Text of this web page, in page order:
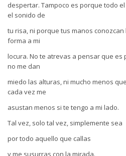
despertar. Tampoco es porque todo
el sonido de
tu risa, ni porque tus manos
forma a mi
locura. No te atrevas a pensar que
no me dan
miedo las alturas, ni mucho menos
cada vez me
asustan menos si te tengo a mi lado.
Tal vez, solo tal vez, simplemente sea
por todo aquello que callas
y me susurras con la mirada.